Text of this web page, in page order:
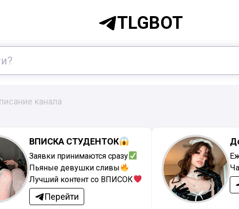
TLGBOT
канала
ВПИСКА СТУДЕНТОК
Заявки принимаются сразу
Пьяные девушки сливы
Лучший контент со ВПИСОК
Перейти